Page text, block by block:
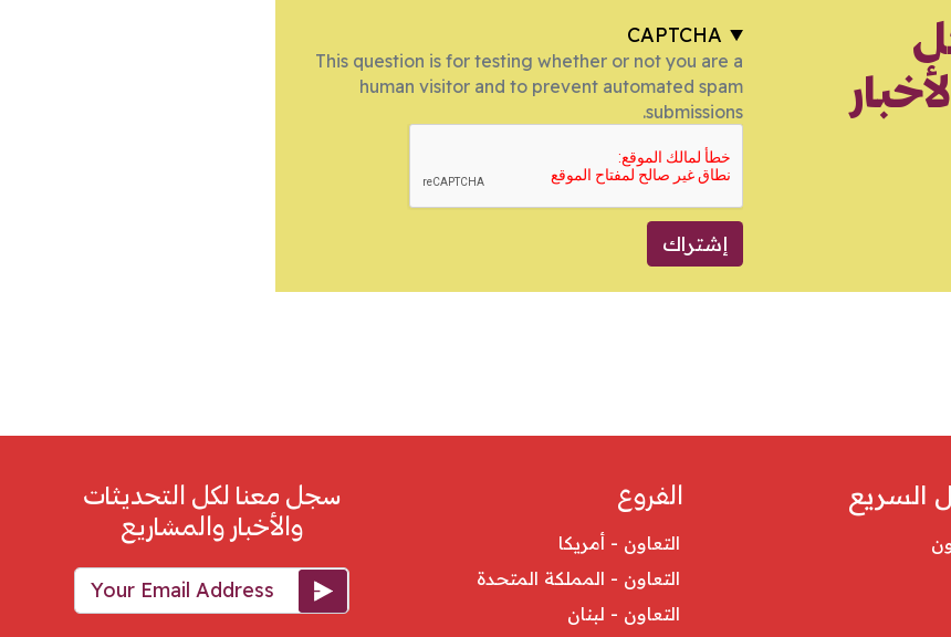
CAPTCHA
This question is for testing whether or not you are a
human visitor and to prevent automated spam
submissions.
إشتراك
السريع الفروع
التعاون - أمريكا
التعاون - المملكة المتحدة
التعاون - لبنان
سجل معنا لكل التحديثات
والأخبار والمشاريع
Your Email Address